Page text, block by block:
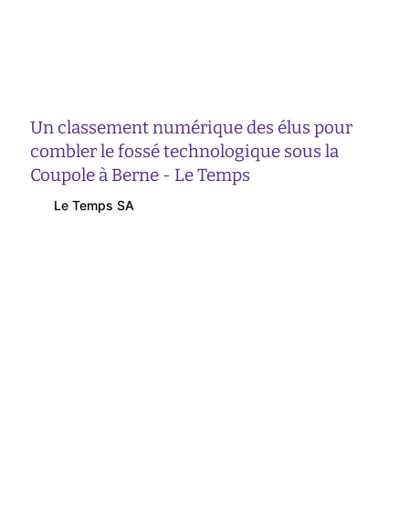
Un classement numérique des élus pour
combler le fossé technologique sous la
Coupole à Berne - Le Temps
Le Temps SA